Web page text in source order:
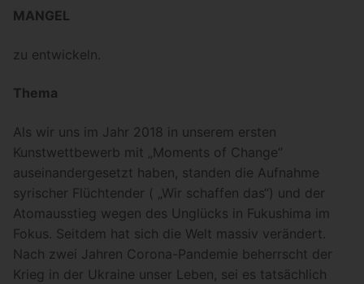
MANGEL
zu entwickeln.
Thema
Als wir uns im Jahr 2018 in unserem ersten
Kunstwettbewerb mit „Moments of Change“
auseinandergesetzt haben, standen die Aufnahme
syrischer Flüchtender ( „Wir schaffen das“) und der
Atomausstieg wegen des Unglücks in Fukushima im
Fokus. Seitdem hat sich die Welt massiv verändert.
Nach zwei Jahren Corona-Pandemie beherrscht der
Krieg in der Ukraine unser Leben, sei es tatsächlich